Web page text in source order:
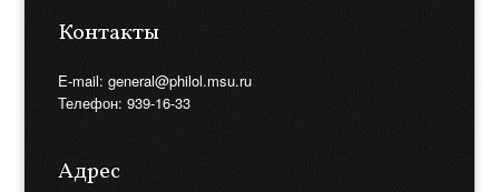
Контакты
E-mail: general@philol.msu.ru
Телефон: 939-16-33
Адрес